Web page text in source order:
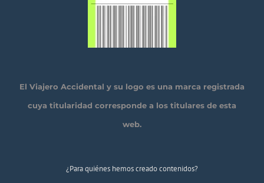
El Viajero Accidental y su logo es una marca registrada
cuya titularidad corresponde a los titulares de esta
web.
¿Para quiénes hemos creado contenidos?